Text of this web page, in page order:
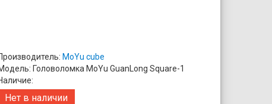
MoYu cube
Головоломка MoYu GuanLong Square-1
Нет в наличии